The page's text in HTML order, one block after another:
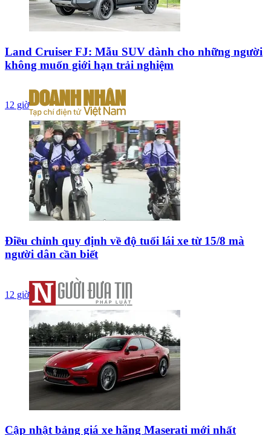
Land Cruiser FJ: Mẫu SUV dành cho những người
không muốn giới hạn trải nghiệm
12 giờ
Điều chỉnh quy định về độ tuổi lái xe từ 15/8 mà
người dân cần biết
12 giờ
Cập nhật bảng giá xe hãng Maserati mới nhất